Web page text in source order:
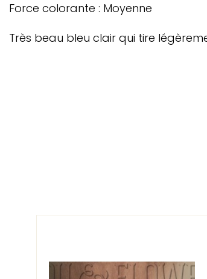
Force colorante : Moyenne
Très beau bleu clair qui tire